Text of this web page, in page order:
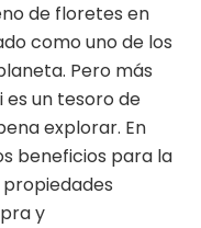
de floretes en
como uno de los
Pero más
un tesoro de
explorar. En
beneficios para la
y